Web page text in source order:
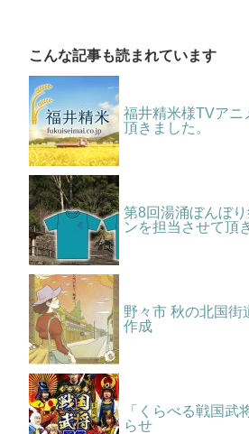
こんな記事も読まれています
福井精米様TVアニ
頂きました。
第8回湯涌ぼんぼ
ンを担当させて頂
野々市 秋の北国街
作成
「くらべる戦国武
らせ